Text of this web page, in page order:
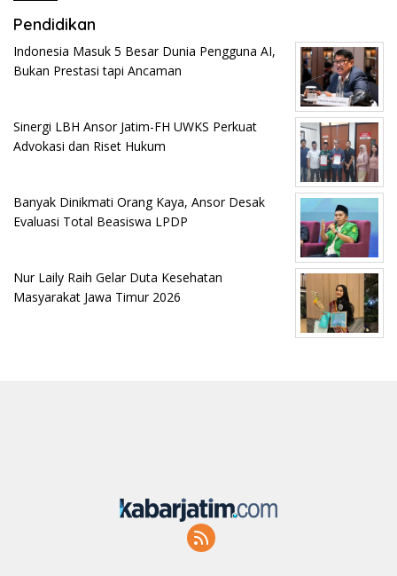
Pendidikan
Indonesia Masuk 5 Besar Dunia Pengguna AI,
Bukan Prestasi tapi Ancaman
Sinergi LBH Ansor Jatim-FH UWKS Perkuat
Advokasi dan Riset Hukum
Banyak Dinikmati Orang Kaya, Ansor Desak
Evaluasi Total Beasiswa LPDP
Nur Laily Raih Gelar Duta Kesehatan
Masyarakat Jawa Timur 2026